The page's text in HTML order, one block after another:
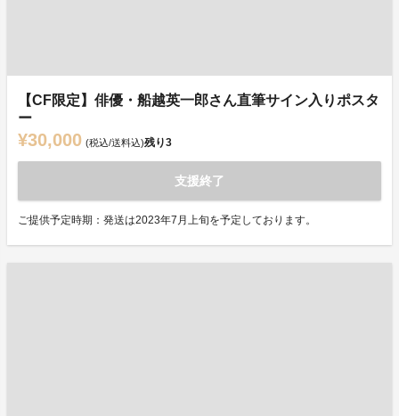
【CF限定】俳優・船越英一郎さん直筆サイン入りポスタ
ー
¥30,000 (税込/送料込)残り3
支援終了
ご提供予定時期：発送は2023年7月上旬を予定しております。